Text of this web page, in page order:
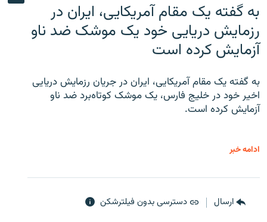
به گفته یک مقام آمریکایی، ایران در
رزمایش دریایی خود یک موشک ضد ناو
آزمایش کرده است
به گفته یک مقام آمریکایی، ایران در جریان رزمایش دریایی
اخیر خود در خلیج فارس، یک موشک کوتاه‌برد ضد ناو
آزمایش کرده است.
ادامه خبر
ارسال دسترسی بدون فیلترشکن